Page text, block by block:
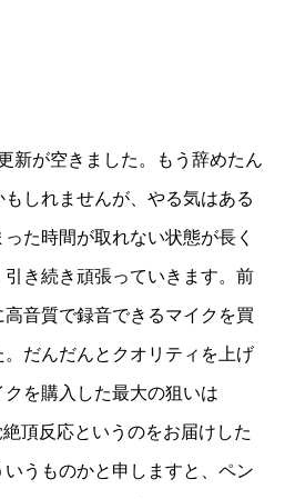
新が空きました。もう辞めたん
しれませんが、やる気はある
た時間が取れない状態が長く
き続き頑張っていきます。前
音質で録音できるマイクを買
だんだんとクオリティを上げ
を購入した最大の狙いは
頂反応というのをお届けした
うものかと申しますと、ペン